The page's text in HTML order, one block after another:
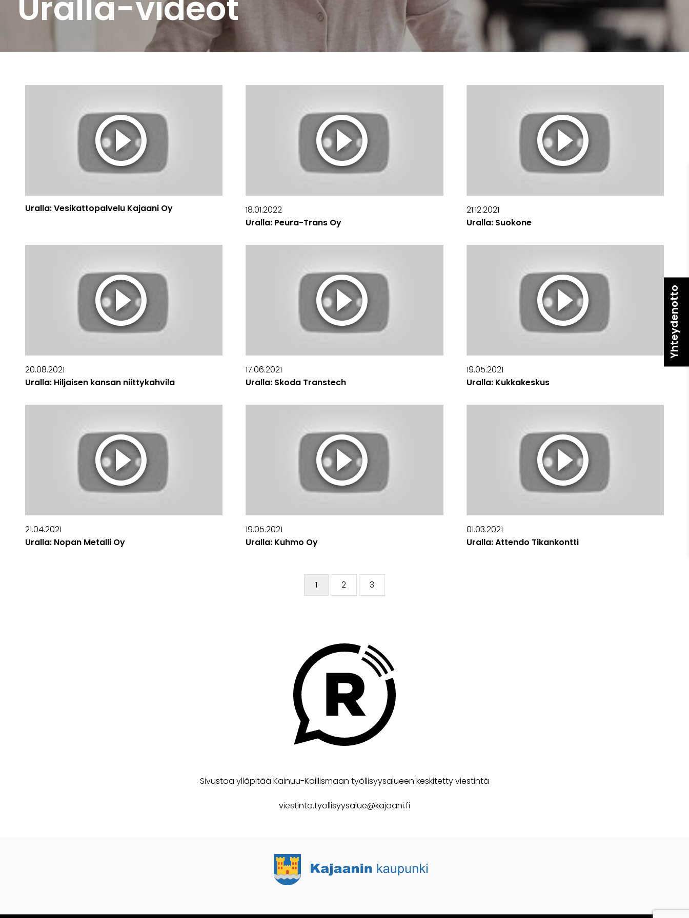
Uralla: Vesikattopalvelu Kajaani Oy
18.01.2022
Uralla: Peura-Trans Oy
21.12.2021
Uralla: Suokone
20.08.2021
Uralla: Hiljaisen kansan niittykahvila
17.06.2021
Uralla: Skoda Transtech
19.05.2021
Uralla: Kukkakeskus
21.04.2021
Uralla: Nopan Metalli Oy
19.05.2021
Uralla: Kuhmo Oy
01.03.2021
Uralla: Attendo Tikankontti
1 2 3
Sivustoa ylläpitää Kainuu-Koillismaan työllisyysalueen keskitetty viestintä
viestinta.tyollisyysalue@kajaani.fi
Yhteydenotto